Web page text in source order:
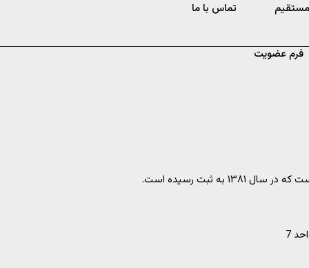
تماس با ما
فرم عضویت
ثبت رسیده است.